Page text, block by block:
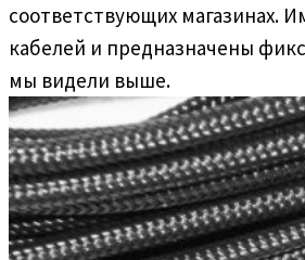
соответствующих магазинах.
кабелей и предназначены
мы видели выше.